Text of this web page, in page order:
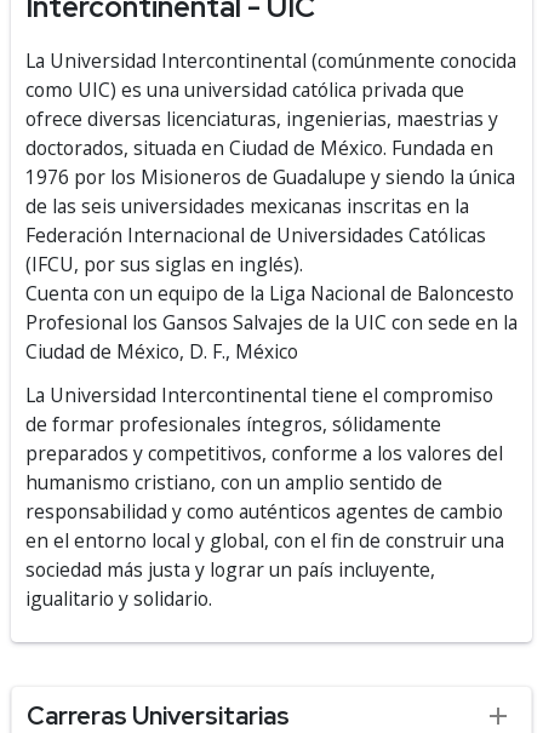
La Universidad Intercontinental (comúnmente conocida
como UIC) es una universidad católica privada que
ofrece diversas licenciaturas, ingenierias, maestrias y
doctorados, situada en Ciudad de México. Fundada en
1976 por los Misioneros de Guadalupe y siendo la única
de las seis universidades mexicanas inscritas en la
Federación Internacional de Universidades Católicas
(IFCU, por sus siglas en inglés).
Cuenta con un equipo de la Liga Nacional de Baloncesto
Profesional los Gansos Salvajes de la UIC con sede en la
Ciudad de México, D. F., México
La Universidad Intercontinental tiene el compromiso
de formar profesionales íntegros, sólidamente
preparados y competitivos, conforme a los valores del
humanismo cristiano, con un amplio sentido de
responsabilidad y como auténticos agentes de cambio
en el entorno local y global, con el fin de construir una
sociedad más justa y lograr un país incluyente,
igualitario y solidario.
Carreras Universitarias